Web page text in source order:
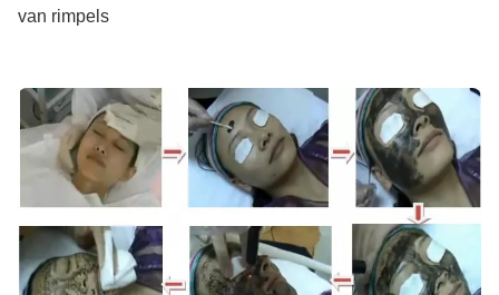
van rimpels